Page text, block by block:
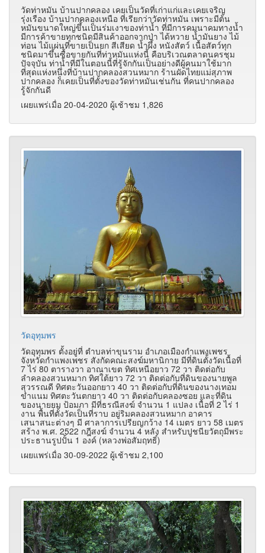
วัดท่าหมัน บ้านปากคลอง เคยเป็นวัดที่เก่าแก่และเคยเจริญ
รุ่งเรือง บ้านปากคลองเหนือ ที่เรียกว่าวัดท่าหมัน เพราะมีต้น
หมันขนาดใหญ่ขึ้นเป็นร่มเงาของท่าน้ำ ที่มีการคมนาคมทางน้ำ
มีการค้าขายทุกชนิดมีสินค้าออกจากป่า ได้หวาย น้ำมันยาง ไม้
ท่อน ไม้แผ่นที่ขายเป็นยก สีเสียด น้ำผึ้ง หนังสัตว์ เนื้อสัตว์ทุก
ชนิดมาขึ้นซื้อขายกันที่ท่าหมันแห่งนี้ คือบริเวณตลาดนครชุม
ปัจจุบัน ท่าน้ำที่มีในตอนนี้ที่รู้จักกันเป็นอย่างดีผู้คนมาใช้มาก
ที่สุดแห่งหนึ่งที่บ้านปากคลองสวนหมาก ร้านผัดไทยแม่สุภาพ
ปากคลอง ก็เคยเป็นที่ตั้งของวัดท่าหมันเช่นกัน ที่คนปากคลอง
รู้จักกันดี
เผยแพร่เมื่อ 20-04-2020 ผู้เช้าชม 1,826
วัดอุทุมพร
วัดอุทุมพร ตั้งอยู่ที่ ตำบลท่าขุนราม อำเภอเมืองกำแพงเพชร
จังหวัดกำแพงเพชร สังกัดคณะสงฆ์มหานิกาย มีที่ดินตั้งวัดเนื้อที่
7 ไร่ 80 ตารางวา อาณาเขต ทิศเหนือยาว 72 วา ติดต่อกับ
ลำคลองสวนหมาก ทิศใต้ยาว 72 วา ติดต่อกับที่ดินของนายพูล
สุวรรณดี ทิศตะวันออกยาว 40 วา ติดต่อกับที่ดินของนางเทอม
ขำแนม ทิศตะวันตกยาว 40 วา ติดต่อกับคลองซอย และที่ดิน
ของนายยม ป้อมภา มีที่ธรณีสงฆ์ จำนวน 1 แปลง เนื้อที่ 2 ไร่ 1
งาน พื้นที่ตั้งวัดเป็นที่ราบ อยู่ริมคลองสวนหมาก อาคาร
เสนาสนะต่างๆ มี ศาลาการเปรียญกว้าง 14 เมตร ยาว 58 เมตร
สร้าง พ.ศ. 2522 กฎีสงฆ์ จำนวน 4 หลัง สำหรับปูชนียวัตถุมีพระ
ประธานรูปปั้น 1 องค์ (หลวงพ่อสัมฤทธิ์)
เผยแพร่เมื่อ 30-09-2022 ผู้เช้าชม 2,100